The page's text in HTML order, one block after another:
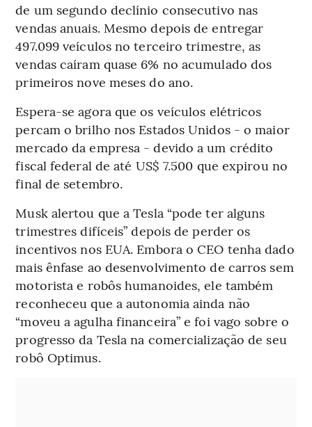
de um segundo declínio consecutivo nas
vendas anuais. Mesmo depois de entregar
497.099 veículos no terceiro trimestre, as
vendas caíram quase 6% no acumulado dos
primeiros nove meses do ano.
Espera-se agora que os veículos elétricos
percam o brilho nos Estados Unidos - o maior
mercado da empresa - devido a um crédito
fiscal federal de até US$ 7.500 que expirou no
final de setembro.
Musk alertou que a Tesla “pode ter alguns
trimestres difíceis” depois de perder os
incentivos nos EUA. Embora o CEO tenha dado
mais ênfase ao desenvolvimento de carros sem
motorista e robôs humanoides, ele também
reconheceu que a autonomia ainda não
“moveu a agulha financeira” e foi vago sobre o
progresso da Tesla na comercialização de seu
robô Optimus.